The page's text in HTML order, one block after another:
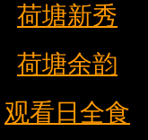
荷塘新秀
荷塘余韵
观看日全食